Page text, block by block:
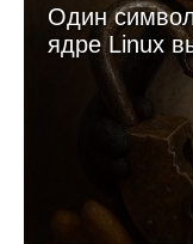
Один
ядре Linux